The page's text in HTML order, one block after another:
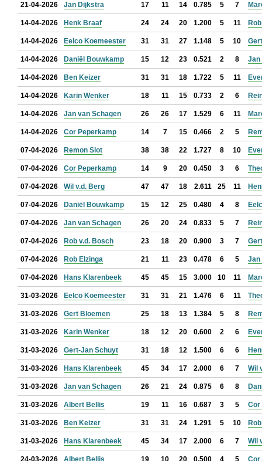
21-04-2026 Jan Dijkstra 17 11 14 0.785 5 7
14-04-2026 Henk Braaf 24 24 20 1.200 5 11
14-04-2026 Eelco Koemeester 31 31 27 1.148 5 10
14-04-2026 Daniël Bouwkamp 15 12 23 0.521 2 8 Jan
14-04-2026 Ben Keizer 31 31 18 1.722 5 11
14-04-2026 Karin Wenker 18 11 15 0.733 2 6
14-04-2026 Jan van Schagen 26 26 17 1.529 6 11
14-04-2026 Cor Peperkamp 14 7 15 0.466 2 5
07-04-2026 Remon Slot 38 38 22 1.727 8 10
07-04-2026 Cor Peperkamp 14 9 20 0.450 3 6
07-04-2026 Wil v.d. Berg 47 47 18 2.611 25 11
07-04-2026 Daniël Bouwkamp 15 12 25 0.480 4 8
07-04-2026 Jan van Schagen 26 20 24 0.833 5 7
07-04-2026 Rob v.d. Bosch 23 18 20 0.900 3 7
07-04-2026 Rob Elzinga 21 11 23 0.478 6 5 Jan
07-04-2026 Hans Klarenbeek 45 45 15 3.000 10 11
31-03-2026 Eelco Koemeester 31 31 21 1.476 6 11
31-03-2026 Gert Bloemen 25 18 13 1.384 5 8
31-03-2026 Karin Wenker 18 12 20 0.600 2 6
31-03-2026 Gert-Jan Schuyt 31 18 12 1.500 6 6
31-03-2026 Hans Klarenbeek 45 34 17 2.000 6 7 Wil
31-03-2026 Jan van Schagen 26 21 24 0.875 6 8
31-03-2026 Albert Bellis 19 11 16 0.687 3 5 Cor
31-03-2026 Ben Keizer 31 31 24 1.291 5 10
31-03-2026 Hans Klarenbeek 45 34 17 2.000 6 7 Wil
24-03-2026 Albert Bellis 19 10 20 0.500 4 5 Cor